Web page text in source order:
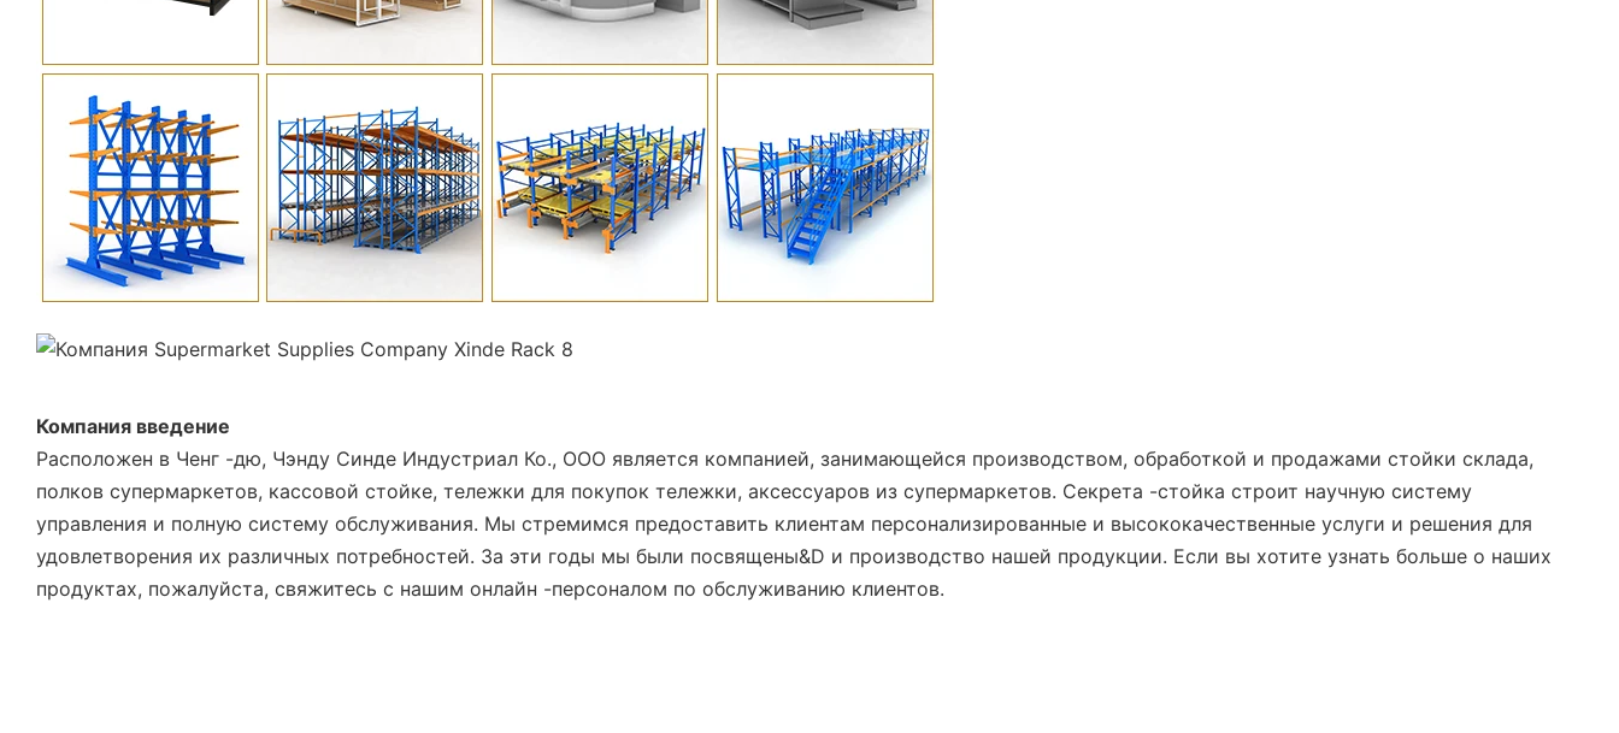
Компания введение
Расположен в Ченг -дю, Чэнду Синде Индустриал Ко., ООО является компанией, занимающейся производством, обработкой и продажами стойки склада,
полков супермаркетов, кассовой стойке, тележки для покупок тележки, аксессуаров из супермаркетов. Секрета -стойка строит научную систему
управления и полную систему обслуживания. Мы стремимся предоставить клиентам персонализированные и высококачественные услуги и решения для
удовлетворения их различных потребностей. За эти годы мы были посвящены&D и производство нашей продукции. Если вы хотите узнать больше о наших
продуктах, пожалуйста, свяжитесь с нашим онлайн -персоналом по обслуживанию клиентов.